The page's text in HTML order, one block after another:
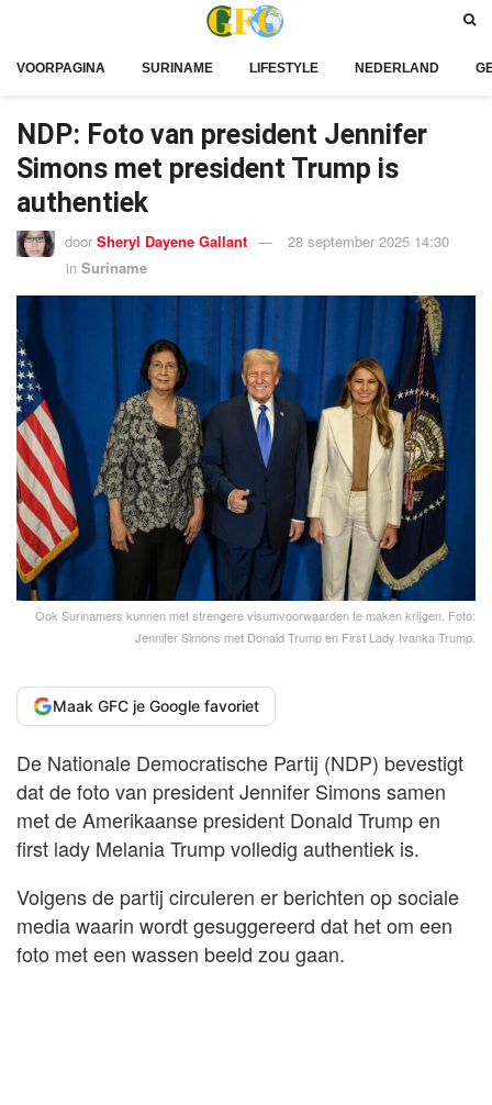
VOORPAGINA SURINAME LIFESTYLE NEDERLAND
NDP: Foto van president Jennifer
Simons met president Trump is
authentiek
door Sheryl Dayene Gallant
28 september 2025 14:30
in Suriname
Ook Surinamers kunnen met strengere visumvoorwaarden te maken krijgen. Foto:
Jennifer Simons met Donald Trump en First Lady Ivanka Trump.
Maak GFC je Google favoriet
De Nationale Democratische Partij (NDP) bevestigt
dat de foto van president Jennifer Simons samen
met de Amerikaanse president Donald Trump en
first lady Melania Trump volledig authentiek is.
Volgens de partij circuleren er berichten op sociale
media waarin wordt gesuggereerd dat het om een
foto met een wassen beeld zou gaan.